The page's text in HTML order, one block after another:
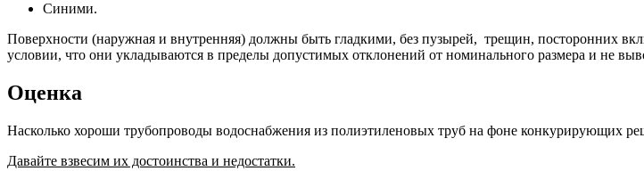
Синими.
Поверхности (наружная и внутренняя) должны быть гладкими, без пузырей, трещин, посторонних
условии, что они укладываются в пределы допустимых отклонений от номинального размера и не
Оценка
Насколько хороши трубопроводы водоснабжения из полиэтиленовых труб на фоне конкурирующих
Давайте взвесим их достоинства и недостатки.